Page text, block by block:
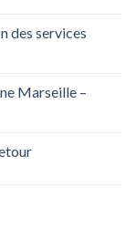
des services
Marseille –